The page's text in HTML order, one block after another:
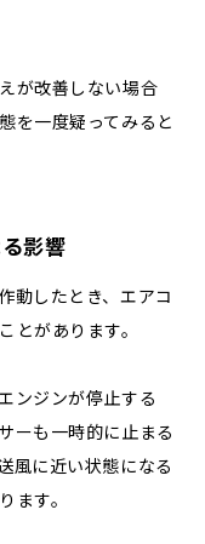
が改善しない場合
を一度疑ってみると
影響
動したとき、エアコ
とがあります。
ンジンが停止する
ーも一時的に止まる
風に近い状態になる
ます。